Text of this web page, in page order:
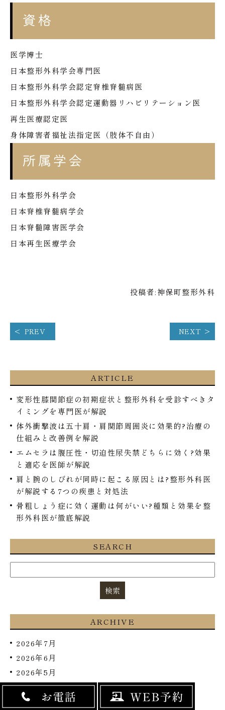
資格
医学博士
日本整形外科学会専門医
日本整形外科学会認定脊椎脊髄病医
日本整形外科学会認定運動器リハビリテーション医
再生医療認定医
身体障害者福祉法指定医（肢体不自由）
所属学会
日本整形外科学会
日本脊椎脊髄病学会
日本脊髄障害医学会
日本再生医療学会
投稿者:神保町整形外科
PREV NEXT
ARTICLE
変形性膝関節症の初期症状と整形外科を受診すべきタ
イミングを専門医が解説
体外衝撃波は五十肩・肩関節周囲炎に効果的?治療の
仕組みと改善例を解説
エムセラは腹圧性・切迫性尿失禁どちらに効く?効果
と適応を医師が解説
肩と腕のしびれが同時に起こる原因とは?整形外科医
が解説する7つの疾患と対処法
骨粗しょう症に効く運動は何がいい?種類と効果を整
形外科医が徹底解説
SEARCH
ARCHIVE
2026年7月
2026年6月
2026年5月
2026年4月
2026年3月